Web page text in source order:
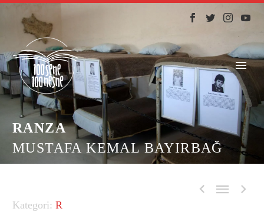
RANZA
MUSTAFA KEMAL BAYIRBAĞ
  
R